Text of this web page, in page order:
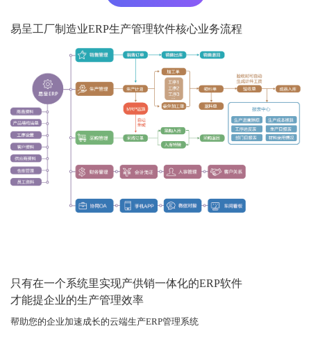
易呈工厂制造业ERP生产管理软件核心业务流程
只有在一个系统里实现产供销一体化的ERP软件
才能提企业的生产管理效率
帮助您的企业加速成长的云端生产ERP管理系统